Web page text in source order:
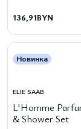
136,91BYN
Новинка
ELIE SAAB
L'Homme
& Shower Set